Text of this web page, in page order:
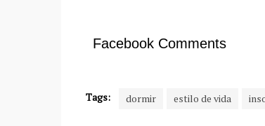
Facebook Comments
Tags: dormir estilo de vida